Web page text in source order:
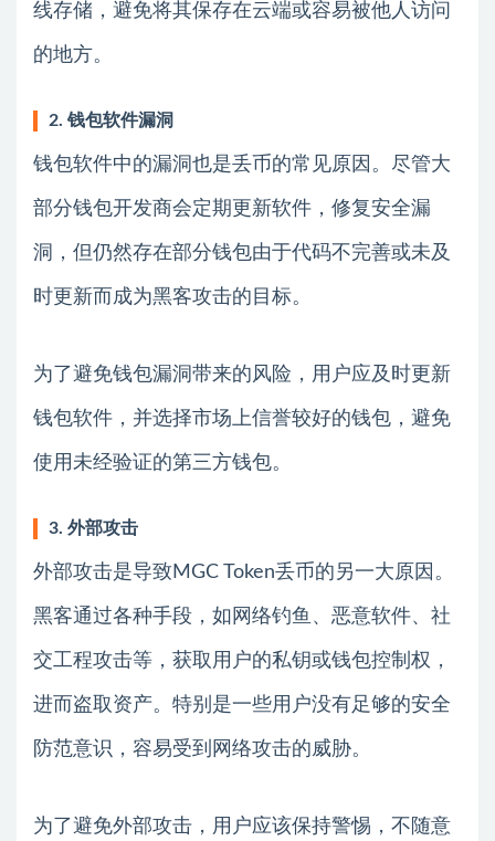
线存储，避免将其保存在云端或容易被他人访问
的地方。
2. 钱包软件漏洞
钱包软件中的漏洞也是丢币的常见原因。尽管大
部分钱包开发商会定期更新软件，修复安全漏
洞，但仍然存在部分钱包由于代码不完善或未及
时更新而成为黑客攻击的目标。
为了避免钱包漏洞带来的风险，用户应及时更新
钱包软件，并选择市场上信誉较好的钱包，避免
使用未经验证的第三方钱包。
3. 外部攻击
外部攻击是导致MGC Token丢币的另一大原因。
黑客通过各种手段，如网络钓鱼、恶意软件、社
交工程攻击等，获取用户的私钥或钱包控制权，
进而盗取资产。特别是一些用户没有足够的安全
防范意识，容易受到网络攻击的威胁。
为了避免外部攻击，用户应该保持警惕，不随意